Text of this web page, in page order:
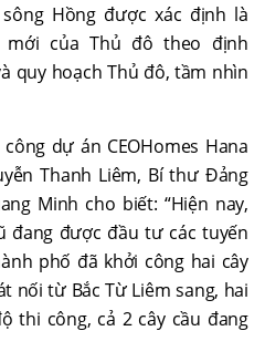
Hồng được xác định là
mới của Thủ đô theo định
quy hoạch Thủ đô, tầm nhìn
dự án CEOHomes Hana
Thanh Liêm, Bí thư Đảng
Minh cho biết: “Hiện nay,
đang được đầu tư các tuyến
phố đã khởi công hai cây
nối từ Bắc Từ Liêm sang, hai
thi công, cả 2 cây cầu đang